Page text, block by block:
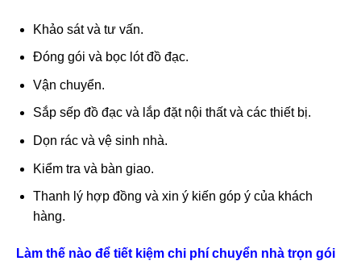
Khảo sát và tư vấn.
Đóng gói và bọc lót đồ đạc.
Vận chuyển.
Sắp sếp đồ đạc và lắp đặt nội thất và các thiết bị.
Dọn rác và vệ sinh nhà.
Kiểm tra và bàn giao.
Thanh lý hợp đồng và xin ý kiến góp ý của khách
hàng.
Làm thế nào để tiết kiệm chi phí chuyển nhà trọn gói